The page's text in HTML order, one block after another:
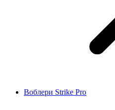
Воблери Strike Pro